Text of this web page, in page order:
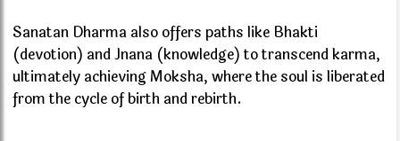
Sanatan Dharma also offers paths like Bhakti
(devotion) and Jnana (knowledge) to transcend karma,
ultimately achieving Moksha, where the soul is liberated
from the cycle of birth and rebirth.